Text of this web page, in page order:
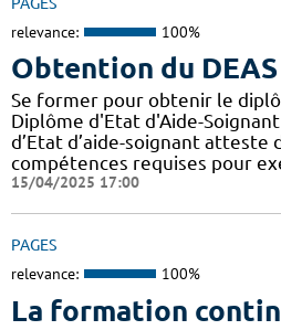
relevance: 100%
Obtention du DEAS
Se former pour obtenir le
Diplôme d'Etat d'Aide-Soignant
d’Etat d’aide-soignant atteste
compétences requises pour
15/04/2025 17:00
PAGES
relevance: 100%
La formation